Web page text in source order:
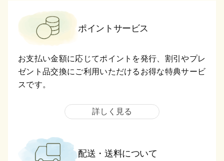
ポイントサービス
お支払い金額に応じてポイントを発行、割引やプレ
ゼント品交換にご利用いただけるお得な特典サービ
スです。
詳しく見る
配送・送料について